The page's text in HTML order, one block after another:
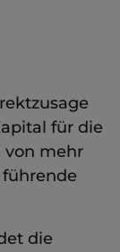
für die
von mehr
führende
die